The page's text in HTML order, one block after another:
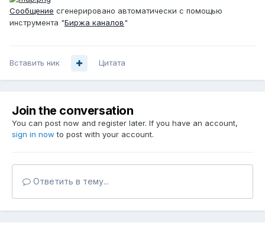
Сообщение сгенерировано автоматически с помощью
инструмента "Биржа каналов"
Вставить ник Цитата
Join the conversation
You can post now and register later. If you have an account,
sign in now to post with your account.
Ответить в тему...